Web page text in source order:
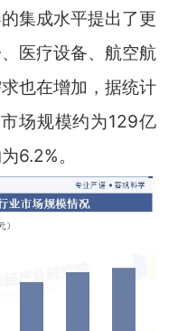
集成水平提出了更
医疗设备、航空航
也在增加，据统计
场规模约为129亿
6.2%。